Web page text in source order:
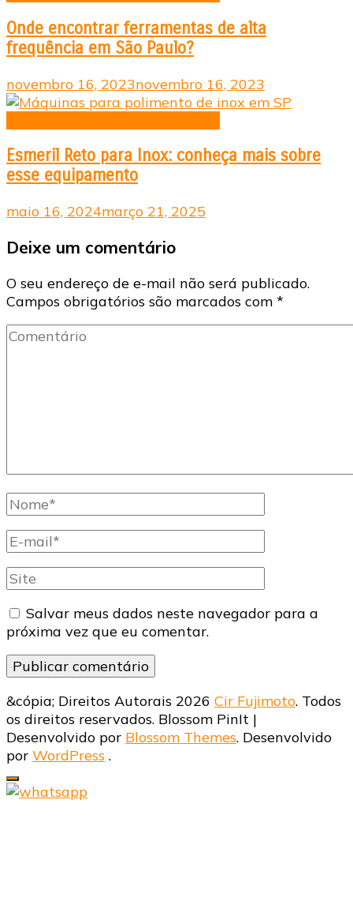
Onde encontrar ferramentas de alta
frequência em São Paulo?
novembro 16, 2023novembro 16, 2023
Esmeril Reto para Inox: conheça mais sobre
esse equipamento
maio 16, 2024março 21, 2025
Deixe um comentário
O seu endereço de e-mail não será publicado.
Campos obrigatórios são marcados com *
Comentário
Nome
completo
E-
mail
Site
Salvar meus dados neste navegador para a
próxima vez que eu comentar.
&cópia; Direitos Autorais 2026 Cir Fujimoto. Todos
os direitos reservados. Blossom PinIt |
Desenvolvido por Blossom Themes. Desenvolvido
por WordPress .